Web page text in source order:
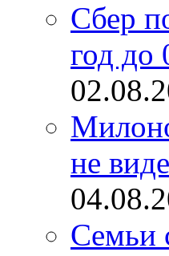
Сбер
год до
не
Семьи